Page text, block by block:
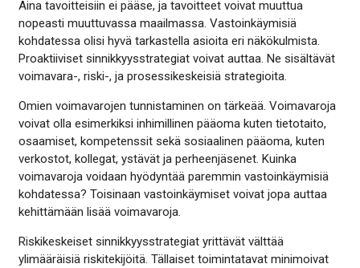
Aina tavoitteisiin ei pääse, ja tavoitteet voivat muuttua
nopeasti muuttuvassa maailmassa. Vastoinkäymisiä
kohdatessa olisi hyvä tarkastella asioita eri näkökulmista.
Proaktiiviset sinnikkyysstrategiat voivat auttaa. Ne sisältävät
voimavara-, riski-, ja prosessikeskeisiä strategioita.
Omien voimavarojen tunnistaminen on tärkeää. Voimavaroja
voivat olla esimerkiksi inhimillinen pääoma kuten tietotaito,
osaamiset, kompetenssit sekä sosiaalinen pääoma, kuten
verkostot, kollegat, ystävät ja perheenjäsenet. Kuinka
voimavaroja voidaan hyödyntää paremmin vastoinkäymisiä
kohdatessa? Toisinaan vastoinkäymiset voivat jopa auttaa
kehittämään lisää voimavaroja.
Riskikeskeiset sinnikkyysstrategiat yrittävät välttää
ylimääräisiä riskitekijöitä. Tällaiset toimintatavat minimoivat